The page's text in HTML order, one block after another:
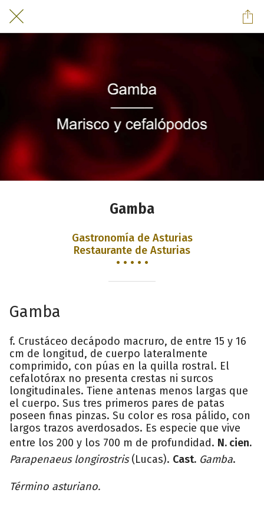
Gamba
Gastronomía de Asturias
Restaurante de Asturias
• • • • •
Gamba
f. Crustáceo decápodo macruro, de entre 15 y 16
cm de longitud, de cuerpo lateralmente
comprimido, con púas en la quilla rostral. El
cefalotórax no presenta crestas ni surcos
longitudinales. Tiene antenas menos largas que
el cuerpo. Sus tres primeros pares de patas
poseen finas pinzas. Su color es rosa pálido, con
largos trazos averdosados. Es especie que vive
entre los 200 y los 700 m de profundidad. N. cien.
Parapenaeus longirostris(Lucas). Cast. Gamba.
Término asturiano.